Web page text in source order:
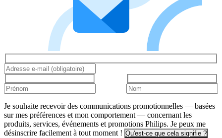
Je souhaite recevoir des communications promotionnelles — basées
sur mes préférences et mon comportement — concernant les
produits, services, événements et promotions Philips. Je peux me
désinscrire facilement à tout moment ! Qu'est-ce que cela signifie ?